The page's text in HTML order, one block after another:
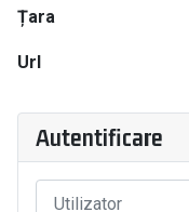
Țara
Url
Autentificare